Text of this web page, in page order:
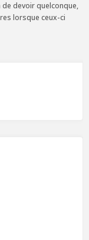
devoir quelconque,
lorsque ceux-ci